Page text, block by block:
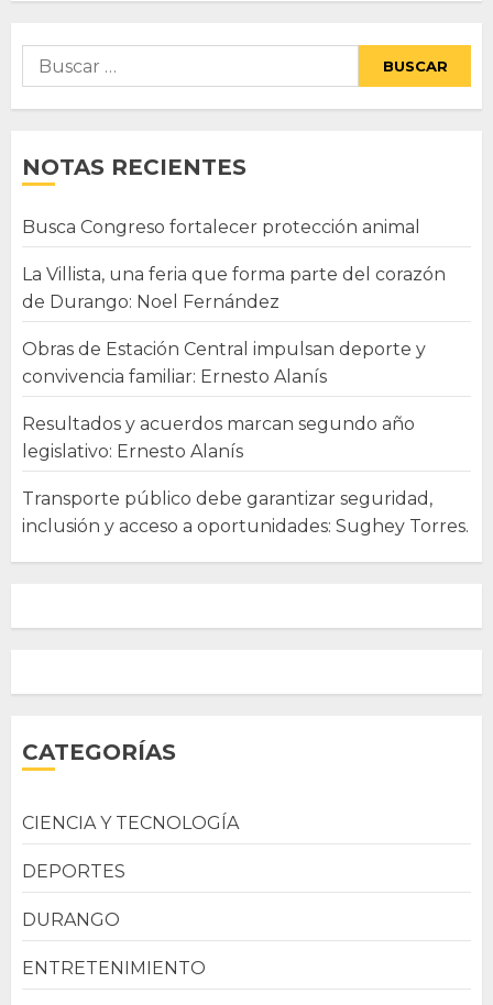
Buscar:
NOTAS RECIENTES
Busca Congreso fortalecer protección animal
La Villista, una feria que forma parte del corazón
de Durango: Noel Fernández
Obras de Estación Central impulsan deporte y
convivencia familiar: Ernesto Alanís
Resultados y acuerdos marcan segundo año
legislativo: Ernesto Alanís
Transporte público debe garantizar seguridad,
inclusión y acceso a oportunidades: Sughey Torres.
CATEGORÍAS
CIENCIA Y TECNOLOGÍA
DEPORTES
DURANGO
ENTRETENIMIENTO